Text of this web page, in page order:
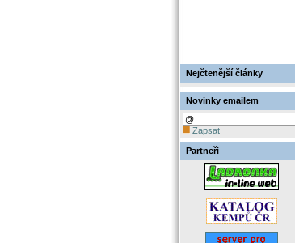
Nejčtenější články
Novinky emailem
Zapsat
Partneři